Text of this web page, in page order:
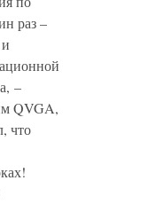
раз –
–
QVGA,
что